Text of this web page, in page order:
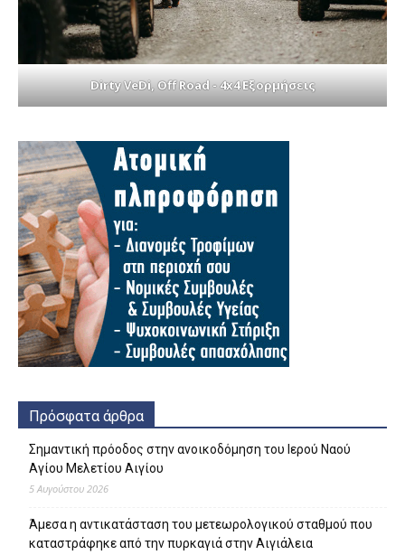
Dirty VeDi, Off Road - 4x4 Εξορμήσεις
Πρόσφατα άρθρα
Σημαντική πρόοδος στην ανοικοδόμηση του Ιερού Ναού
Αγίου Μελετίου Αιγίου
5 Αυγούστου 2026
Άμεσα η αντικατάσταση του μετεωρολογικού σταθμού που
καταστράφηκε από την πυρκαγιά στην Αιγιάλεια